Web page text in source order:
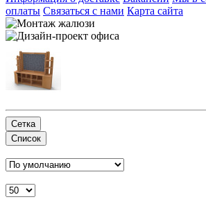
оплаты Связаться с нами Карта сайта
Сетка
Список